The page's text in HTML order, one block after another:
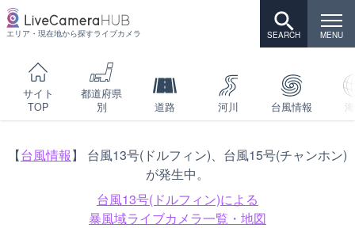
エリア・現在地から探すライブカメラ
サイト
TOP
都道府県
別
道路 河川 台風情報
【台風情報】 台風13号(ドルフィン)、台風15号(チャンホン)
が発生中。
台風13号(ドルフィン)による
暴風域ライブカメラ一覧・地図